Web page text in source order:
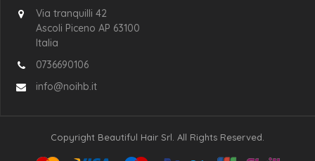
Via tranquilli 42
Ascoli Piceno AP 63100
Italia
0736690106
info@noihb.it
Copyright Beautiful Hair Srl. All Rights Reserved.